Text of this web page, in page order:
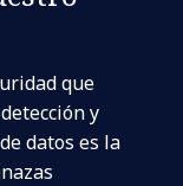
que
y
datos es la